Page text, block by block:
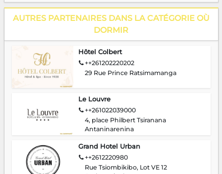
AUTRES PARTENAIRES DANS LA CATÉGORIE OÙ
DORMIR
Hôtel Colbert
++261202220202
29 Rue Prince Ratsimamanga
Le Louvre
++261022039000
4, place Philbert Tsiranana
Antaninarenina
Grand Hotel Urban
++2612220980
Rue Tsiombikibo, Lot VE 12